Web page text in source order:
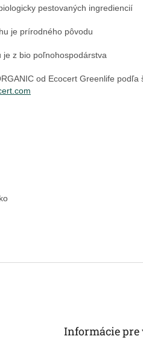
pestovaných ingrediencií
je prírodného pôvodu
je z bio poľnohospodárstva
od Ecocert Greenlife
Informácie pre